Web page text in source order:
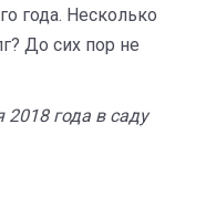
года. Несколько
До сих пор не
года в саду